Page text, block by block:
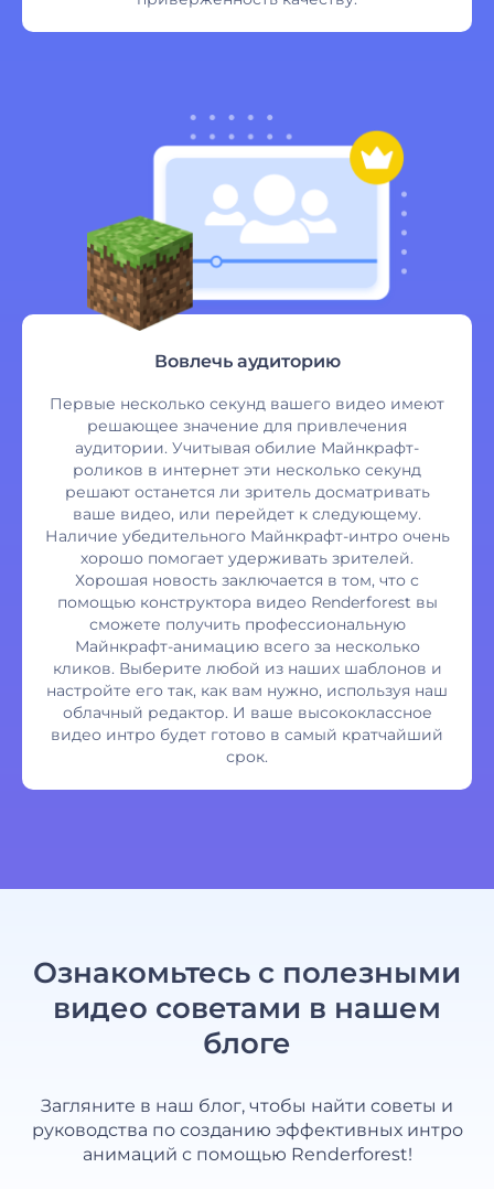
Вовлечь аудиторию
Первые несколько секунд вашего видео имеют
решающее значение для привлечения
аудитории. Учитывая обилие Майнкрафт-
роликов в интернет эти несколько секунд
решают останется ли зритель досматривать
ваше видео, или перейдет к следующему.
Наличие убедительного Майнкрафт-интро очень
хорошо помогает удерживать зрителей.
Хорошая новость заключается в том, что с
помощью конструктора видео Renderforest вы
сможете получить профессиональную
Майнкрафт-анимацию всего за несколько
кликов. Выберите любой из наших шаблонов и
настройте его так, как вам нужно, используя наш
облачный редактор. И ваше высококлассное
видео интро будет готово в самый кратчайший
срок.
Ознакомьтесь с полезными
видео советами в нашем
блоге
Загляните в наш блог, чтобы найти советы и
руководства по созданию эффективных интро
анимаций с помощью Renderforest!